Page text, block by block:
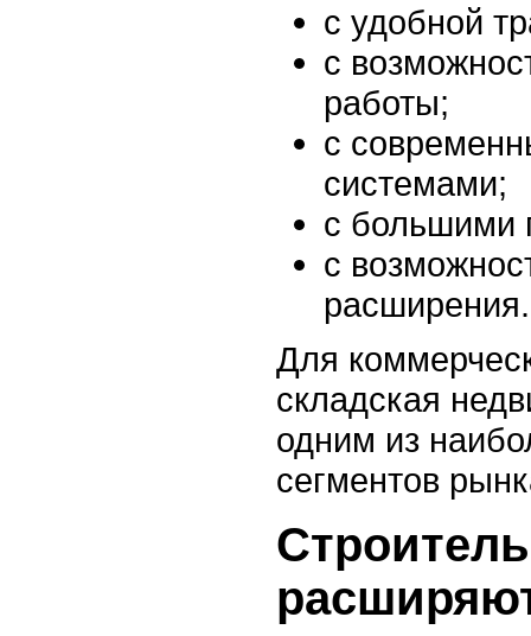
с удобной
с
работы;
с
системами;
с большими
с
расширения.
Для
складская
одним из
сегментов